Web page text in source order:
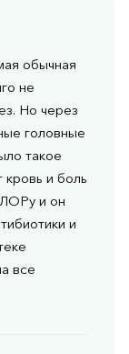
обычная
не
Но через
головные
такое
и боль
и он
и
все